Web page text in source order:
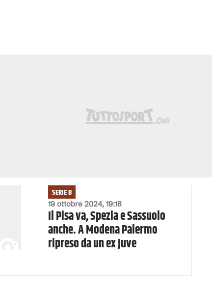
19 ottobre 2024, 19:18
SERIE B
Il Pisa va, Spezia e Sassuolo
anche. A Modena Palermo
ripreso da un ex Juve